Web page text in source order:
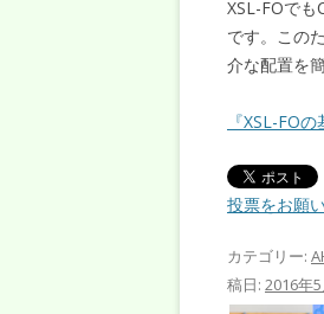
XSL-FOで
です。この
介な配置を
『XSL-FO
投票をお願
カテゴリー:
稿日: 2016年